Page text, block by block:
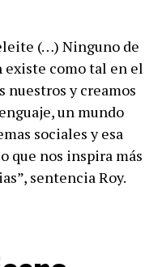
(…) Ninguno de
existe como tal en el
nuestros y creamos
un mundo
sociales y esa
que nos inspira más
sentencia Roy.